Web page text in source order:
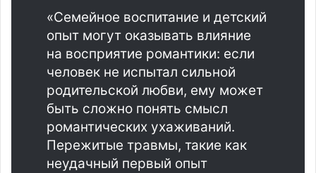
«Семейное воспитание и детский
опыт могут оказывать влияние
на восприятие романтики: если
человек не испытал сильной
родительской любви, ему может
быть сложно понять смысл
романтических ухаживаний.
Пережитые травмы, такие как
неудачный первый опыт